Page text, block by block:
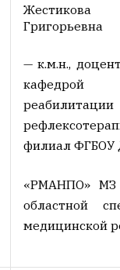
Григорьевна
— к.м.н.,
кафедрой
филиал ФГБОУ
«РМАНПО» МЗ
областной
медицинской